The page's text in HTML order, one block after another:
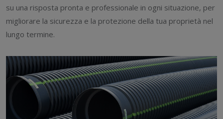
su una risposta pronta e professionale in ogni situazione, per
migliorare la sicurezza e la protezione della tua proprietà nel
lungo termine.